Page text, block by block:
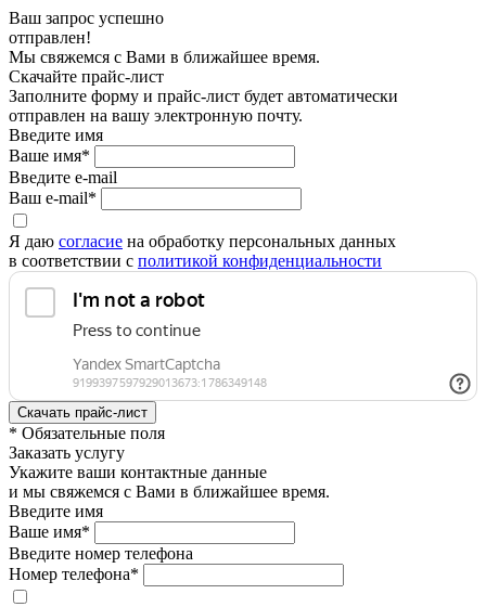
Ваш запрос успешно
отправлен!
Мы свяжемся с Вами в ближайшее время.
Скачайте прайс-лист
Заполните форму и прайс-лист будет автоматически
отправлен на вашу электронную почту.
Введите имя
Ваше имя*
Введите e-mail
Ваш e-mail*
Я даю согласие на обработку персональных данных
в соответствии с политикой конфиденциальности
* Обязательные поля
Заказать услугу
Укажите ваши контактные данные
и мы свяжемся с Вами в ближайшее время.
Введите имя
Ваше имя*
Введите номер телефона
Номер телефона*